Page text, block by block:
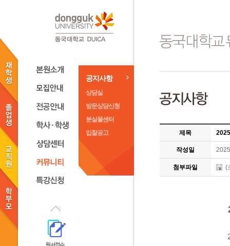
공지사항
상담실
방문상담신청
분실물센터
입찰공고
제목
작성일
첨부파일 (